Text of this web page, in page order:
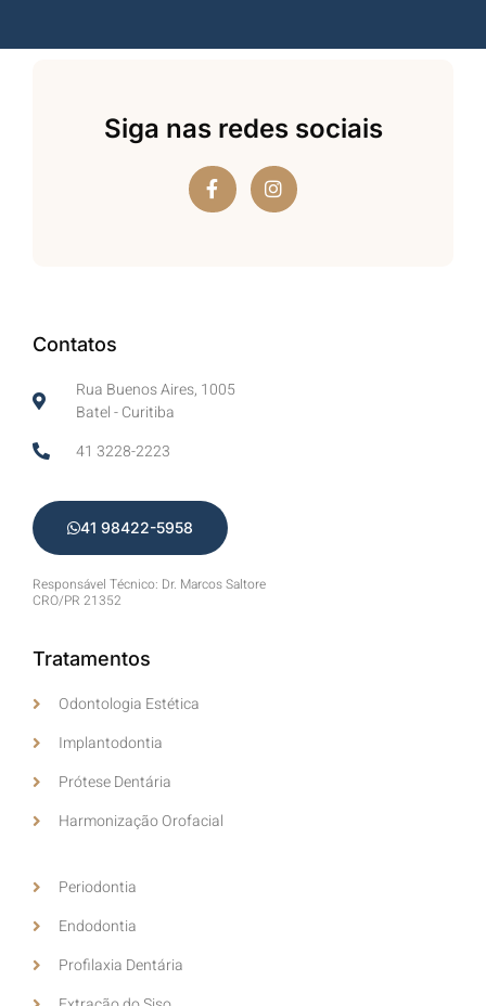
Siga nas redes sociais
Contatos
Rua Buenos Aires, 1005
Batel - Curitiba
41 3228-2223
41 98422-5958
Responsável Técnico: Dr. Marcos Saltore
CRO/PR 21352
Tratamentos
Odontologia Estética
Implantodontia
Prótese Dentária
Harmonização Orofacial
Periodontia
Endodontia
Profilaxia Dentária